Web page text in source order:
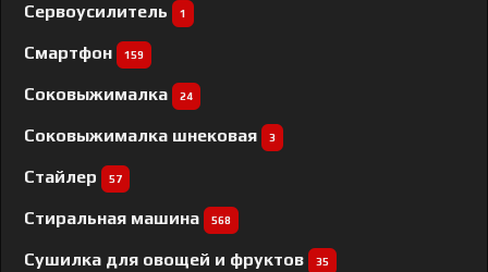
Сервоусилитель 1
Смартфон 159
Соковыжималка 24
Соковыжималка шнековая 3
Стайлер 57
Стиральная машина 568
Сушилка для овощей и фруктов 35